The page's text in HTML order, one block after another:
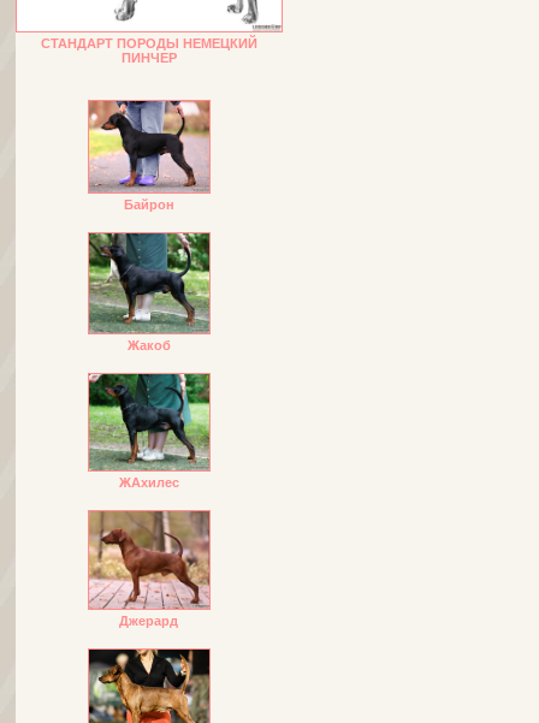
СТАНДАРТ ПОРОДЫ НЕМЕЦКИЙ
ПИНЧЕР
Байрон
Жакоб
ЖАхилес
Джерард